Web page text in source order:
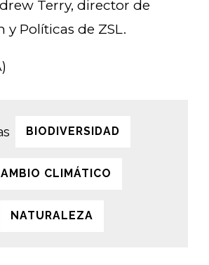
Terry, director de
y Políticas de ZSL.
BIODIVERSIDAD
CLIMÁTICO
NATURALEZA